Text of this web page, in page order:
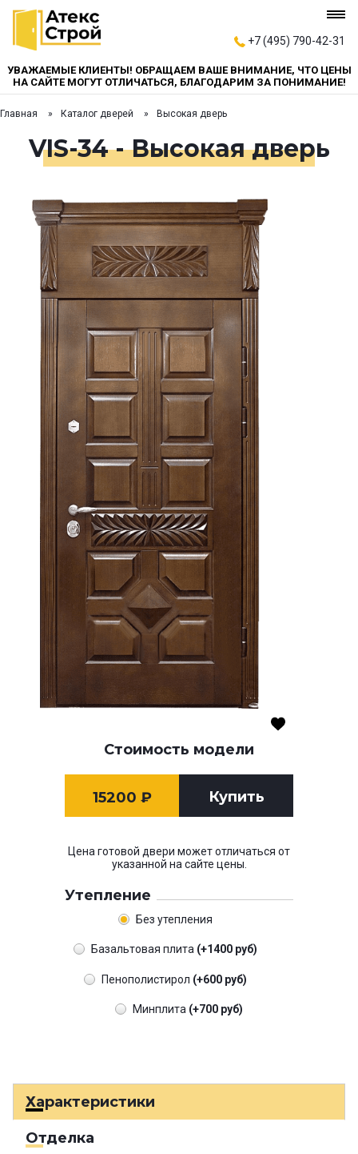
+7 (495) 790-42-31
УВАЖАЕМЫЕ КЛИЕНТЫ! ОБРАЩАЕМ ВАШЕ ВНИМАНИЕ, ЧТО ЦЕНЫ
НА САЙТЕ МОГУТ ОТЛИЧАТЬСЯ, БЛАГОДАРИМ ЗА ПОНИМАНИЕ!
Главная Каталог дверей Высокая дверь
VIS-34 - Высокая дверь
Стоимость модели
15200 ₽ Купить
Цена готовой двери может отличаться от
указанной на сайте цены.
Утепление
Без утепления
Базальтовая плита (+1400 руб)
Пенополистирол (+600 руб)
Минплита (+700 руб)
Характеристики
Отделка